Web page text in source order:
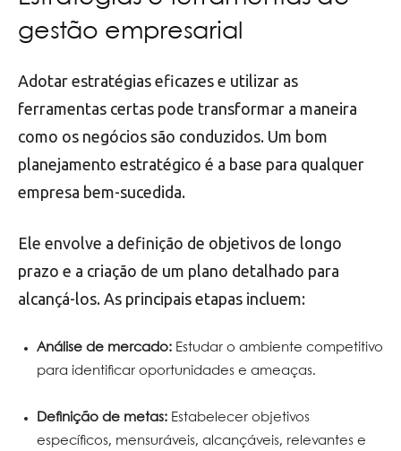
gestão empresarial
Adotar estratégias eficazes e utilizar as
ferramentas certas pode transformar a maneira
como os negócios são conduzidos. Um bom
planejamento estratégico é a base para qualquer
empresa bem-sucedida.
Ele envolve a definição de objetivos de longo
prazo e a criação de um plano detalhado para
alcançá-los. As principais etapas incluem:
Análise de mercado: Estudar o ambiente competitivo
para identificar oportunidades e ameaças.
Definição de metas: Estabelecer objetivos
específicos, mensuráveis, alcançáveis, relevantes e